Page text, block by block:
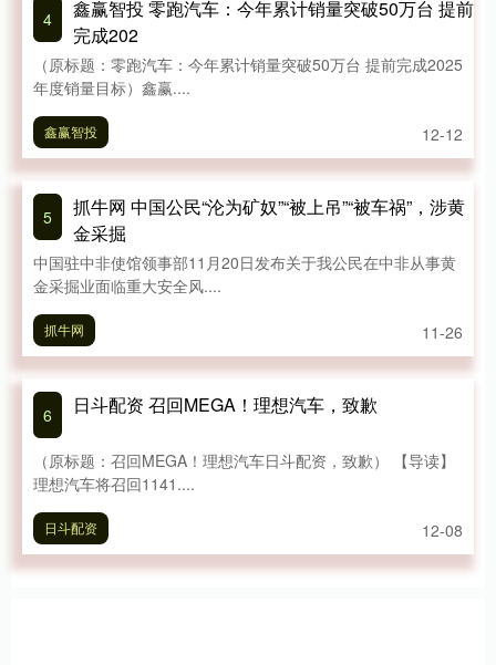
4
鑫赢智投 零跑汽车：今年累计销量突破50万台 提前
完成202
（原标题：零跑汽车：今年累计销量突破50万台 提前完成2025
年度销量目标）鑫赢....
鑫赢智投 12-12
5
抓牛网 中国公民“沦为矿奴”“被上吊”“被车祸”，涉黄
金采掘
中国驻中非使馆领事部11月20日发布关于我公民在中非从事黄
金采掘业面临重大安全风....
抓牛网 11-26
6 日斗配资 召回MEGA！理想汽车，致歉
（原标题：召回MEGA！理想汽车日斗配资，致歉） 【导读】
理想汽车将召回1141....
日斗配资 12-08